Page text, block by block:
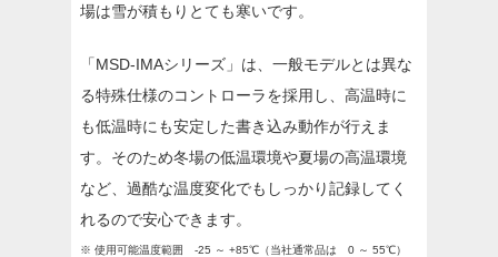
場は雪が積もりとても寒いです。
「MSD-IMAシリーズ」は、一般モデルとは異な
る特殊仕様のコントローラを採用し、高温時に
も低温時にも安定した書き込み動作が行えま
す。そのため冬場の低温環境や夏場の高温環境
など、過酷な温度変化でもしっかり記録してく
れるので安心できます。
※ 使用可能温度範囲 -25 ～ +85℃（当社通常品は 0 ～ 55℃）